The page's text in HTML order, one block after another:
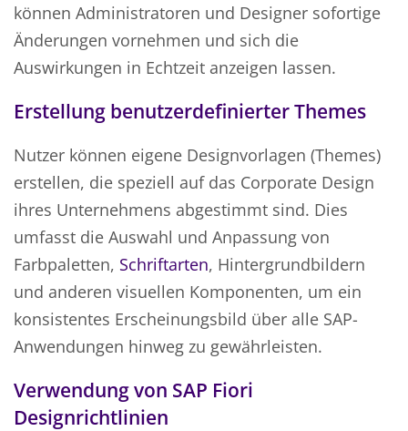
können Administratoren und Designer sofortige
Änderungen vornehmen und sich die
Auswirkungen in Echtzeit anzeigen lassen.
Erstellung benutzerdefinierter Themes
Nutzer können eigene Designvorlagen (Themes)
erstellen, die speziell auf das Corporate Design
ihres Unternehmens abgestimmt sind. Dies
umfasst die Auswahl und Anpassung von
Farbpaletten, Schriftarten, Hintergrundbildern
und anderen visuellen Komponenten, um ein
konsistentes Erscheinungsbild über alle SAP-
Anwendungen hinweg zu gewährleisten.
Verwendung von SAP Fiori
Designrichtlinien